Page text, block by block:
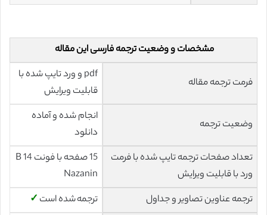
مشخصات و وضعیت ترجمه فارسی این مقاله
فرمت ترجمه مقاله
pdf و ورد تایپ شده با
قابلیت ویرایش
وضعیت ترجمه
انجام شده و آماده
دانلود
تعداد صفحات ترجمه تایپ شده با فرمت
ورد با قابلیت ویرایش
15 صفحه با فونت 14 B
Nazanin
ترجمه عناوین تصاویر و جداول
ترجمه شده است ✓